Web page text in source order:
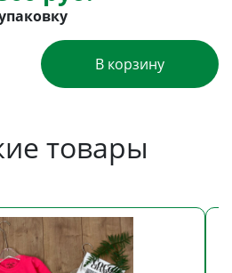
В корзину
товары